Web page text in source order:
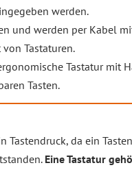
werden.
und werden per Kabel
Tastaturen.
Tastatur mit
Tasten.
Tastendruck, da ein
Eine Tastatur